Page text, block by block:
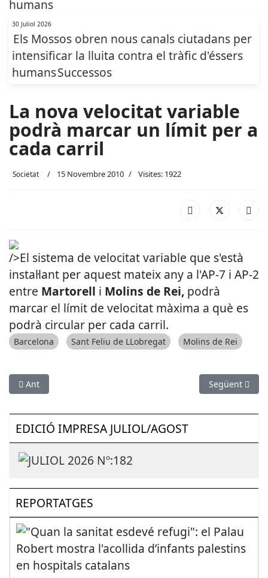
30 Juliol 2026
Els Mossos obren nous canals ciutadans per
intensificar la lluita contra el tràfic d'éssers
humansSuccessos
La nova velocitat variable
podrà marcar un límit per a
cada carril
Societat 15 Novembre 2010 Visites: 1922
/>El sistema de velocitat variable que s'està
instal·lant per aquest mateix any a l'AP-7 i AP-2
entre Martorell i Molins de Rei, podrà
marcar el límit de velocitat màxima a què es
podrà circular per cada carril.
Barcelona Sant Feliu de LLobregat Molins de Rei
Article anterior: Celebrada a Hospitalet la XIII reunió
Ant Article
Següent
EDICIÓ IMPRESA JULIOL/AGOST
REPORTATGES